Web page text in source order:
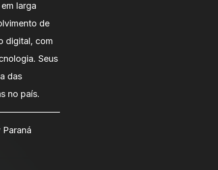
larga
de
digital, com
Seus
das
no país.